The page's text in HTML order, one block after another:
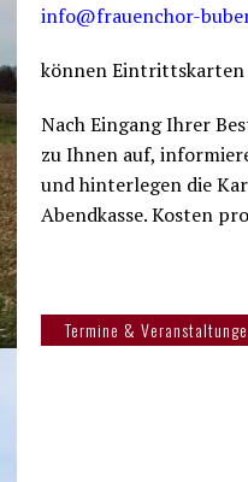
info@frauenchor-
können Eintrittskarten
Nach Eingang Ihrer
zu Ihnen auf,
und hinterlegen die
Abendkasse. Kosten
Termine &